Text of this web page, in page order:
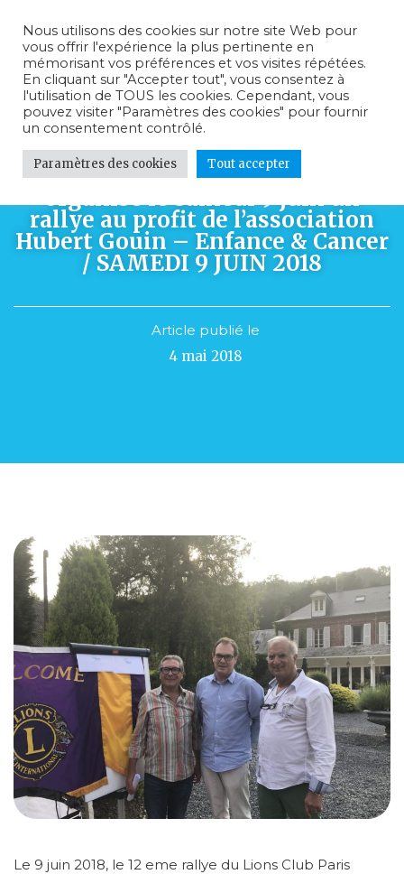
Lions Club International
organise le samedi 9 juin un
rallye au profit de l’association
Hubert Gouin – Enfance & Cancer
/ SAMEDI 9 JUIN 2018
Article publié le
4 mai 2018
Le 9 juin 2018, le 12 eme rallye du Lions Club Paris
Nous utilisons des cookies sur notre site Web pour
vous offrir l'expérience la plus pertinente en
mémorisant vos préférences et vos visites répétées.
En cliquant sur "Accepter tout", vous consentez à
l'utilisation de TOUS les cookies. Cependant, vous
pouvez visiter "Paramètres des cookies" pour fournir
un consentement contrôlé.
Paramètres des cookies Tout accepter